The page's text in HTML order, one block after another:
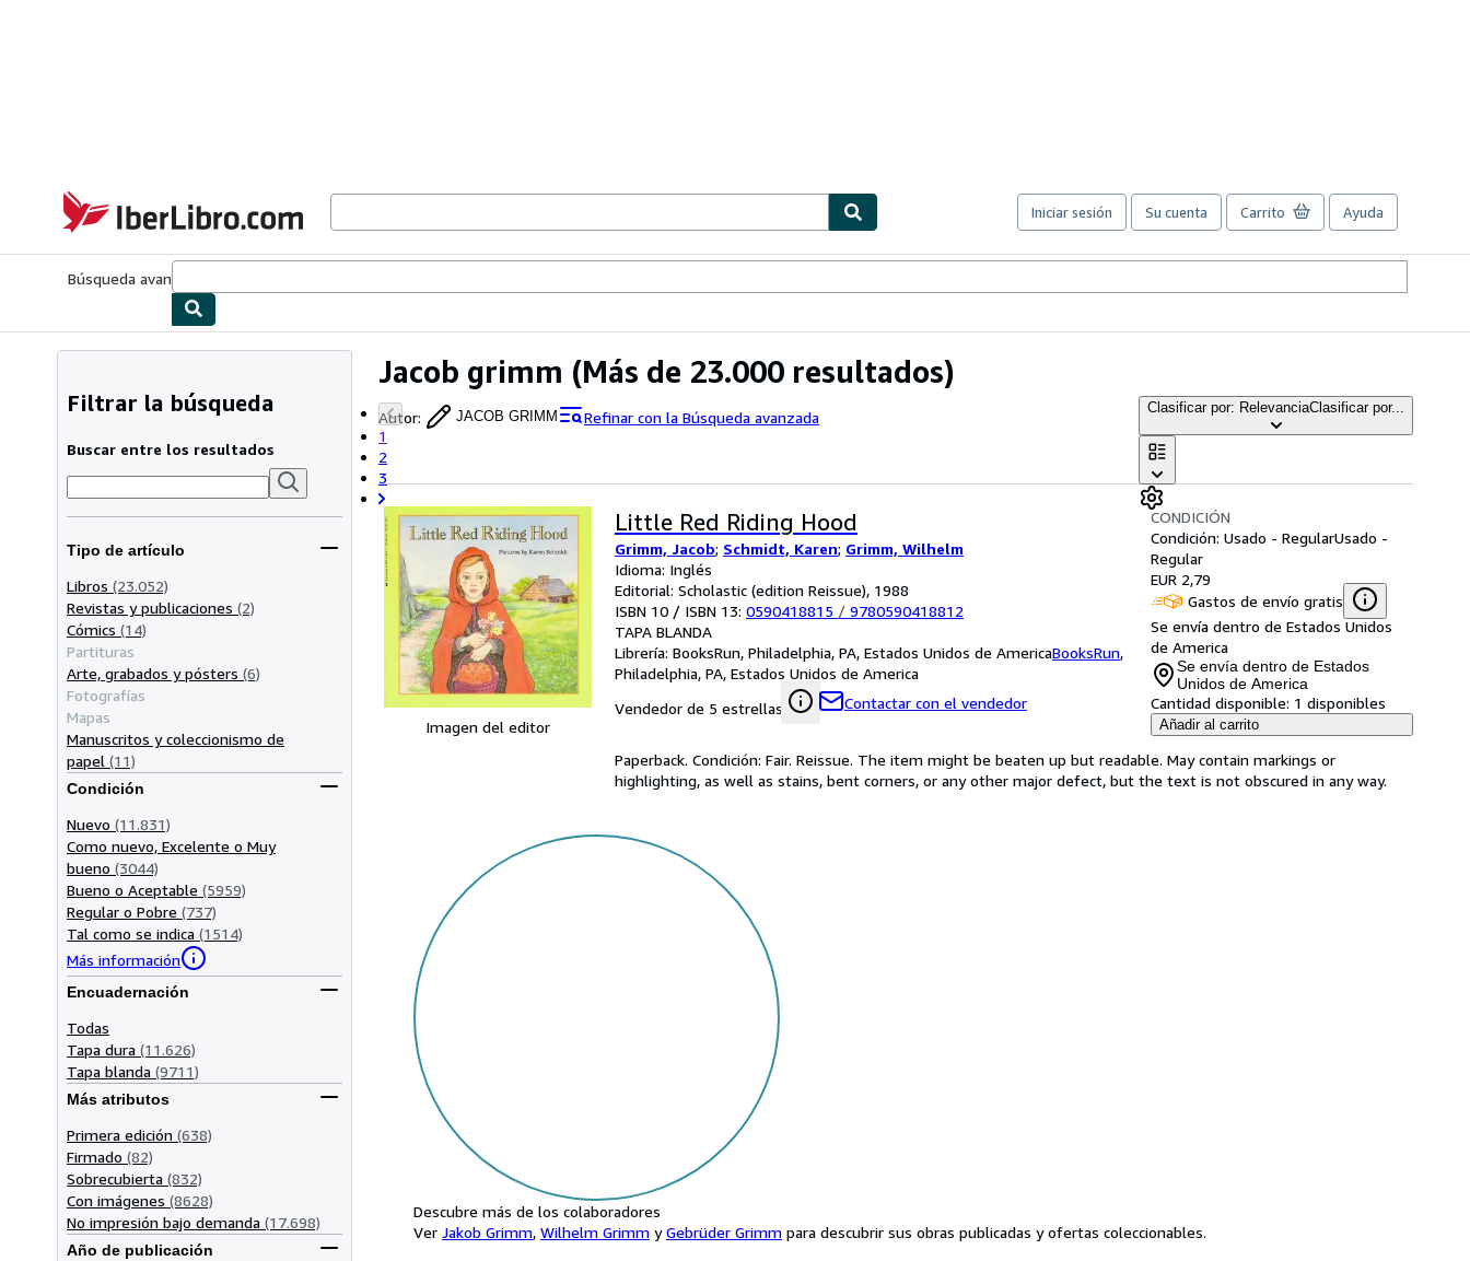
IberLibro.com
Iniciar sesión Su cuenta Carrito Ayuda
Búsqueda avanzada
Jacob grimm (Más de 23.000 resultados)
Autor: JACOB GRIMM
Refinar con la Búsqueda avanzada
1
2
3
Clasificar por: RelevanciaClasificar por...
Filtrar la búsqueda
Buscar entre los resultados
Tipo de artículo
Libros (23.052)
Revistas y publicaciones (2)
Cómics (14)
Partituras
Arte, grabados y pósters (6)
Fotografías
Mapas
Manuscritos y coleccionismo de
papel (11)
Condición
Nuevo (11.831)
Como nuevo, Excelente o Muy
bueno (3044)
Bueno o Aceptable (5959)
Regular o Pobre (737)
Tal como se indica (1514)
Más información
Encuadernación
Todas
Tapa dura (11.626)
Tapa blanda (9711)
Más atributos
Primera edición (638)
Firmado (82)
Sobrecubierta (832)
Con imágenes (8628)
No impresión bajo demanda (17.698)
Año de publicación
Imagen del editor
Little Red Riding Hood
Grimm, Jacob; Schmidt, Karen; Grimm, Wilhelm
Idioma: Inglés
Editorial: Scholastic (edition Reissue), 1988
ISBN 10 / ISBN 13: 0590418815 / 9780590418812
TAPA BLANDA
Librería: BooksRun, Philadelphia, PA, Estados Unidos de AmericaBooksRun,
Philadelphia, PA, Estados Unidos de America
Vendedor de 5 estrellas
Contactar con el vendedor
CONDICIÓN
Condición: Usado - RegularUsado -
Regular
EUR 2,79
Gastos de envío gratis
Se envía dentro de Estados Unidos
de America
Se envía dentro de Estados
Unidos de America
Cantidad disponible: 1 disponibles
Añadir al carrito
Paperback. Condición: Fair. Reissue. The item might be beaten up but readable. May contain markings or
highlighting, as well as stains, bent corners, or any other major defect, but the text is not obscured in any way.
Descubre más de los colaboradores
Ver Jakob Grimm, Wilhelm Grimm yGebrüder Grimm para descubrir sus obras publicadas y ofertas coleccionables.